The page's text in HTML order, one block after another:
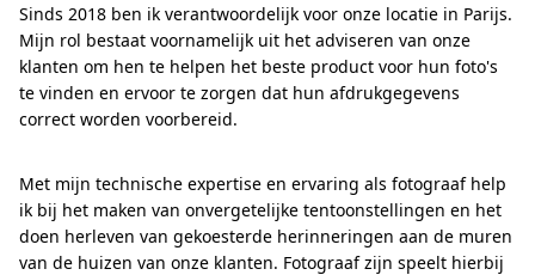
Sinds 2018 ben ik verantwoordelijk voor onze locatie in Parijs.
Mijn rol bestaat voornamelijk uit het adviseren van onze
klanten om hen te helpen het beste product voor hun foto's
te vinden en ervoor te zorgen dat hun afdrukgegevens
correct worden voorbereid.
Met mijn technische expertise en ervaring als fotograaf help
ik bij het maken van onvergetelijke tentoonstellingen en het
doen herleven van gekoesterde herinneringen aan de muren
van de huizen van onze klanten. Fotograaf zijn speelt hierbij